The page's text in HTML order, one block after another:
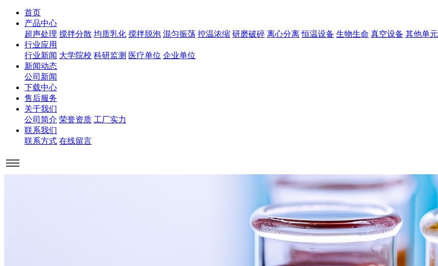
首页
产品中心
超声处理 搅拌分散 均质乳化 搅拌脱泡 混匀振荡 控温浓缩 研磨破碎 离心分离 恒温设备 生物生命 真空设备 其他单元
行业应用
行业新闻 大学院校 科研监测 医疗单位 企业单位
新闻动态
公司新闻
下载中心
售后服务
关于我们
公司简介 荣誉资质 工厂实力
联系我们
联系方式 在线留言